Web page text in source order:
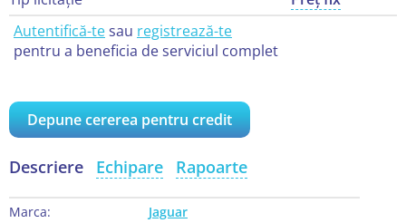
Autentifică-tesau registrează-te
pentru a beneficia de serviciul complet
Depune cererea pentru credit
Descriere Echipare Rapoarte
Marca:
Jaguar